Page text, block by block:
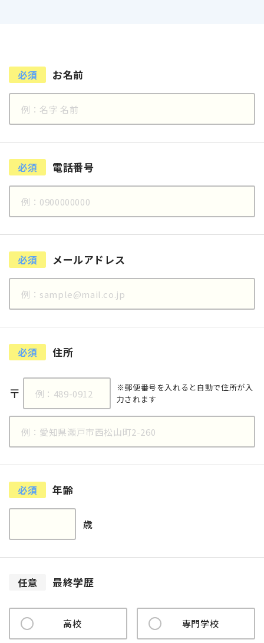
必須 お名前
必須 電話番号
必須 メールアドレス
必須 住所
〒
※郵便番号を入れると自動で住所が入
力されます
必須 年齢
歳
任意 最終学歴
高校 専門学校